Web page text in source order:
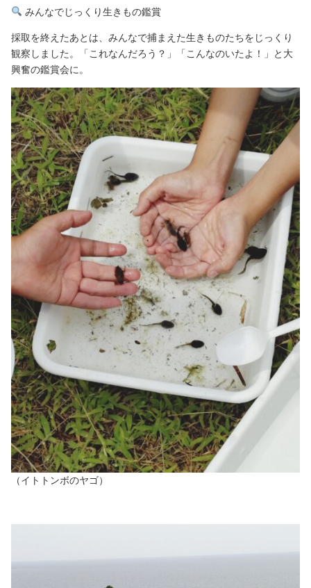
みんなでじっくり生きもの鑑賞
採取を終えたあとは、みんなで捕まえた生きものたちをじっくり
観察しました。「これなんだろう？」「こんなのいたよ！」と大
興奮の鑑賞会に。
（イトトンボのヤゴ）